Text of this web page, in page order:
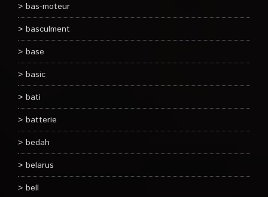
bas-moteur
basculment
base
basic
bati
batterie
bedah
belarus
bell